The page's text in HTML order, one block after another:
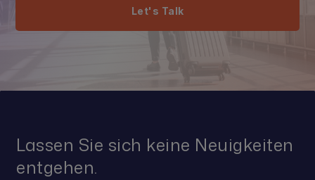
Let's Talk
Lassen Sie sich keine Neuigkeiten
entgehen.